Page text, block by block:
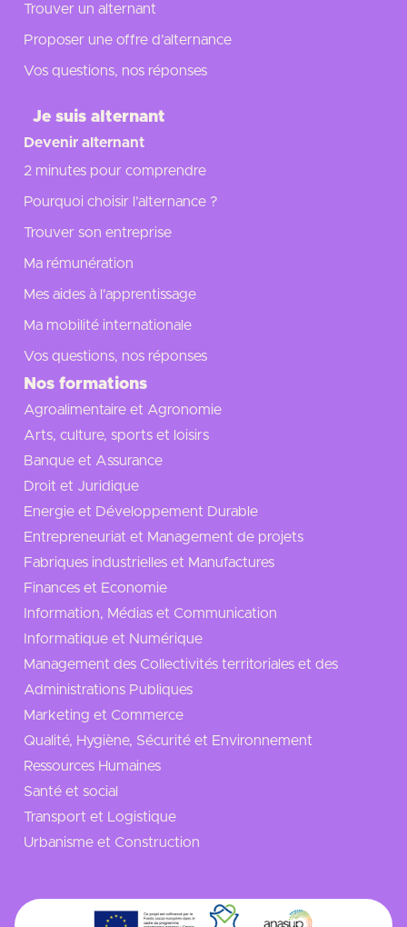
Trouver un alternant
Proposer une offre d’alternance
Vos questions, nos réponses
Je suis alternant
Devenir alternant
2 minutes pour comprendre
Pourquoi choisir l’alternance ?
Trouver son entreprise
Ma rémunération
Mes aides à l'apprentissage
Ma mobilité internationale
Vos questions, nos réponses
Nos formations
Agroalimentaire et Agronomie
Arts, culture, sports et loisirs
Banque et Assurance
Droit et Juridique
Energie et Développement Durable
Entrepreneuriat et Management de projets
Fabriques industrielles et Manufactures
Finances et Economie
Information, Médias et Communication
Informatique et Numérique
Management des Collectivités territoriales et des
Administrations Publiques
Marketing et Commerce
Qualité, Hygiène, Sécurité et Environnement
Ressources Humaines
Santé et social
Transport et Logistique
Urbanisme et Construction